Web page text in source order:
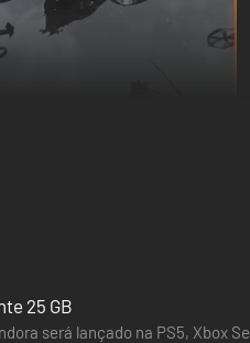
25 GB
será lançado na PS5, Xbox